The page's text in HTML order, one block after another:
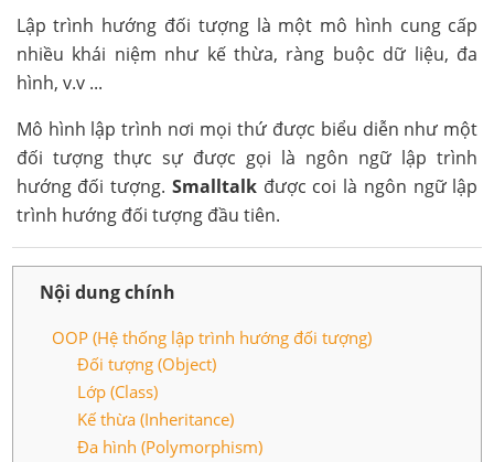
Lập trình hướng đối tượng là một mô hình cung cấp
nhiều khái niệm như kế thừa, ràng buộc dữ liệu, đa
hình, v.v ...
Mô hình lập trình nơi mọi thứ được biểu diễn như một
đối tượng thực sự được gọi là ngôn ngữ lập trình
hướng đối tượng. Smalltalkđược coi là ngôn ngữ lập
trình hướng đối tượng đầu tiên.
Nội dung chính
OOP (Hệ thống lập trình hướng đối tượng)
Đối tượng (Object)
Lớp (Class)
Kế thừa (Inheritance)
Đa hình (Polymorphism)